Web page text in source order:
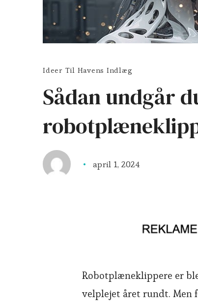
Ideer Til Havens Indlæg
Sådan undgår
april 1, 2024
Robotplæneklippere er
velplejet året rundt. Men